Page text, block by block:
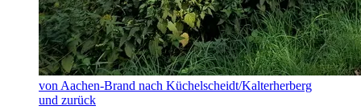
von Aachen-Brand nach Küchelscheidt/Kalterherberg
und zurück